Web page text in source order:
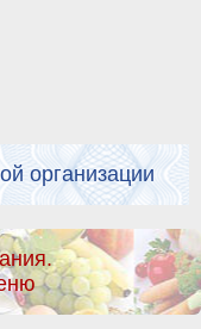
организации